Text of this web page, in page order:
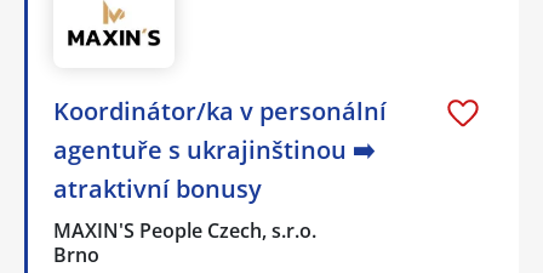
Koordinátor/ka v personální
agentuře s ukrajinštinou ➡️
atraktivní bonusy
MAXIN'S People Czech, s.r.o.
Brno